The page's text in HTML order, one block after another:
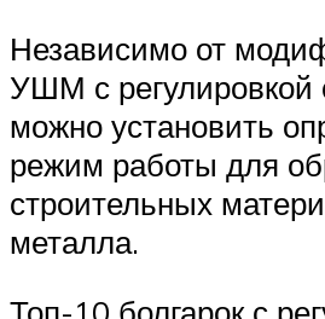
Независимо от
УШМ с регулировкой
можно установить
режим работы для
строительных
металла.